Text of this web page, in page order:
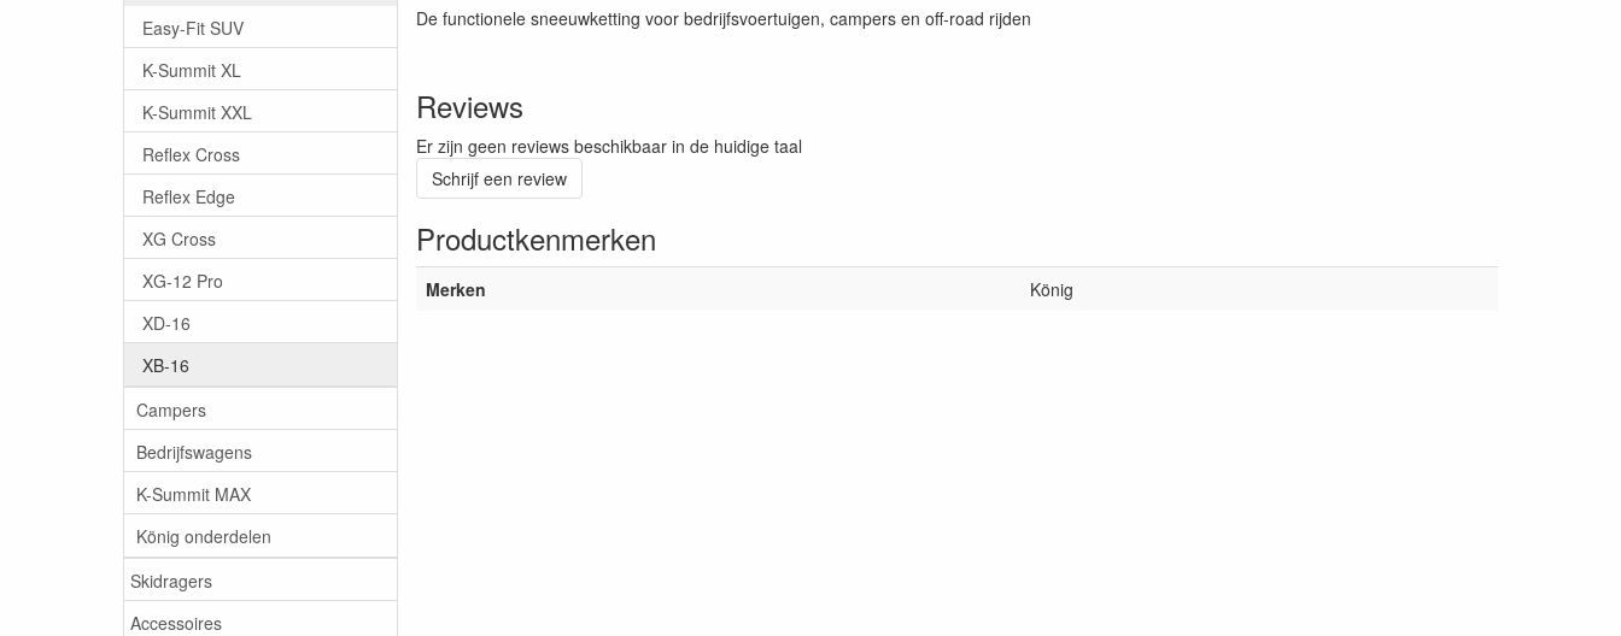
Easy-Fit SUV
K-Summit XL
K-Summit XXL
Reflex Cross
Reflex Edge
XG Cross
XG-12 Pro
XD-16
XB-16
Campers
Bedrijfswagens
K-Summit MAX
König onderdelen
Skidragers
Accessoires
De functionele sneeuwketting voor bedrijfsvoertuigen, campers en off-road rijden
Reviews
Er zijn geen reviews beschikbaar in de huidige taal
Schrijf een review
Productkenmerken
Merken König